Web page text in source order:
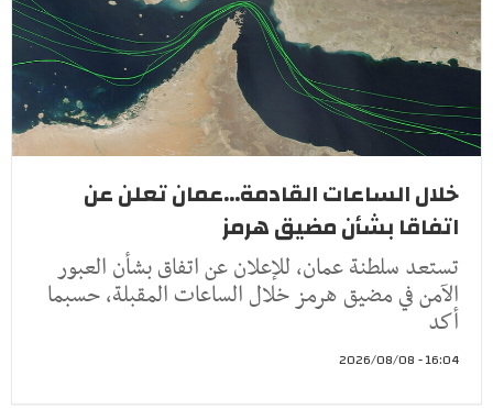
خلال الساعات القادمة...عمان تعلن عن
اتفاقا بشأن مضيق هرمز
تستعد سلطنة عمان، للإعلان عن اتفاق بشأن العبور
الآمن في مضيق هرمز خلال الساعات المقبلة، حسبما
أكد
16:04 - 2026/08/08